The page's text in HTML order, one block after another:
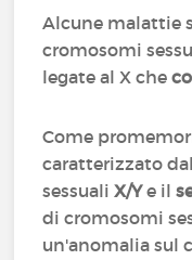
Alcune malattie
cromosomi
legate al X che
Come
caratterizzato
sessualiX/Ye il
di cromosomi
un'anomalia sul